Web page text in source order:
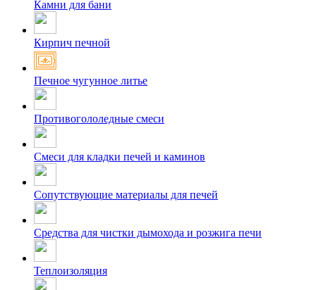
Камни для бани
Кирпич печной
Печное чугунное литье
Противогололедные смеси
Смеси для кладки печей и каминов
Сопутствующие материалы для печей
Средства для чистки дымохода и розжига печи
Теплоизоляция